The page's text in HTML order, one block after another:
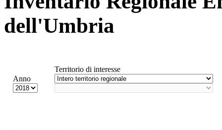
dell'Umbria
Anno
Territorio di interesse